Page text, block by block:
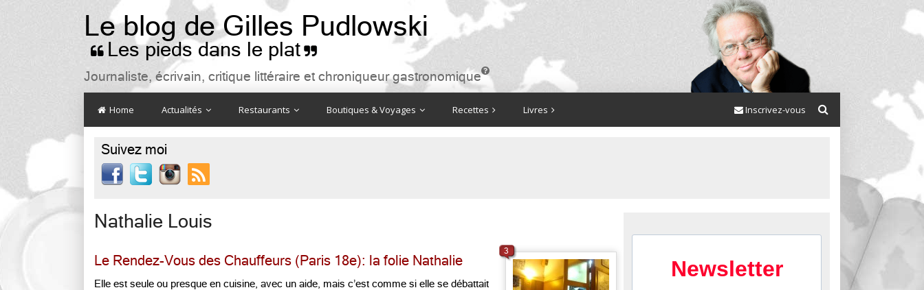
Le blog de Gilles Pudlowski
 Les pieds dans le plat 
Journaliste, écrivain, critique littéraire et chroniqueur gastronomique

Home Actualités Restaurants Boutiques & Voyages Recettes Livres Inscrivez-vous
Suivez moi

Nathalie Louis
Le Rendez-Vous des Chauffeurs (Paris 18e): la folie Nathalie
Elle est seule ou presque en cuisine, avec un aide, mais c’est comme si elle se débattait
3
Newsletter